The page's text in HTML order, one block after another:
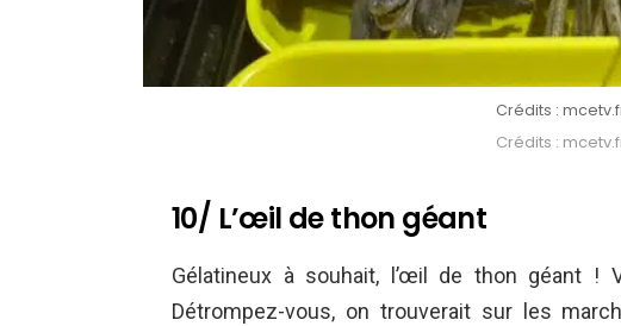
Crédits :
Crédits :
10/ L’œil de thon géant
Gélatineux à souhait, l’œil de thon géant !
Détrompez-vous, on trouverait sur les